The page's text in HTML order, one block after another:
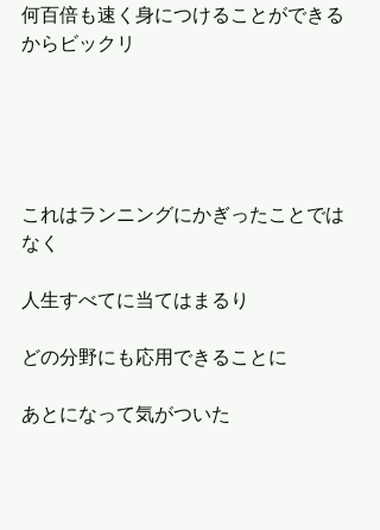
何百倍も速く身につけることができる
からビックリ
これはランニングにかぎったことでは
なく
人生すべてに当てはまるり
どの分野にも応用できることに
あとになって気がついた